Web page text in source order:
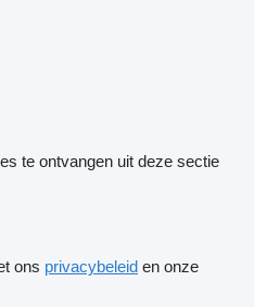
te ontvangen uit deze sectie
ons privacybeleid en onze